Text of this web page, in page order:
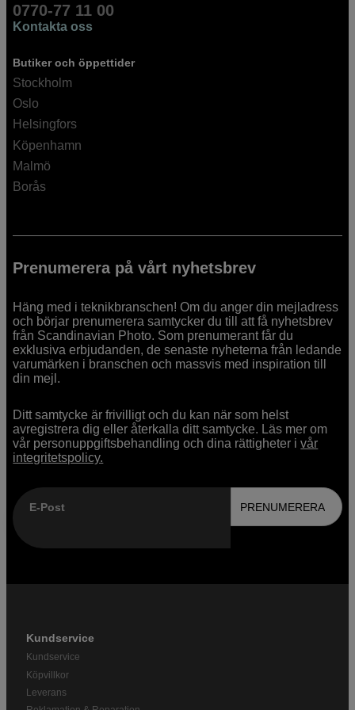
0770-77 11 00
Kontakta oss
Butiker och öppettider
Stockholm
Oslo
Helsingfors
Köpenhamn
Malmö
Borås
Prenumerera på vårt nyhetsbrev
Häng med i teknikbranschen! Om du anger din mejladress
och börjar prenumerera samtycker du till att få nyhetsbrev
från Scandinavian Photo. Som prenumerant får du
exklusiva erbjudanden, de senaste nyheterna från ledande
varumärken i branschen och massvis med inspiration till
din mejl.
Ditt samtycke är frivilligt och du kan när som helst
avregistrera dig eller återkalla ditt samtycke. Läs mer om
vår personuppgiftsbehandling och dina rättigheter ivår
integritetspolicy.
E-Post PRENUMERERA
Kundservice
Kundservice
Köpvillkor
Leverans